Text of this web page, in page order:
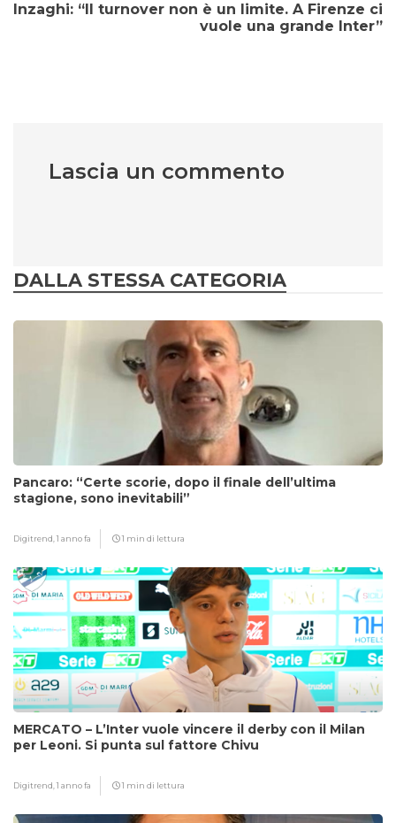
Inzaghi: “Il turnover non è un limite. A Firenze ci
vuole una grande Inter”
Lascia un commento
DALLA STESSA CATEGORIA
Pancaro: “Certe scorie, dopo il finale dell’ultima
stagione, sono inevitabili”
Digitrend,1 anno fa 1 min di lettura
MERCATO – L’Inter vuole vincere il derby con il Milan
per Leoni. Si punta sul fattore Chivu
Digitrend,1 anno fa 1 min di lettura